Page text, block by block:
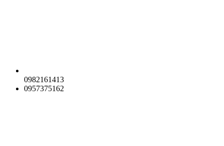
0982161413
0957375162